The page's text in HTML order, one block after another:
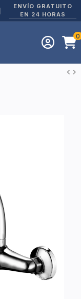
ENVÍO GRATUITO
EN 24 HORAS
0